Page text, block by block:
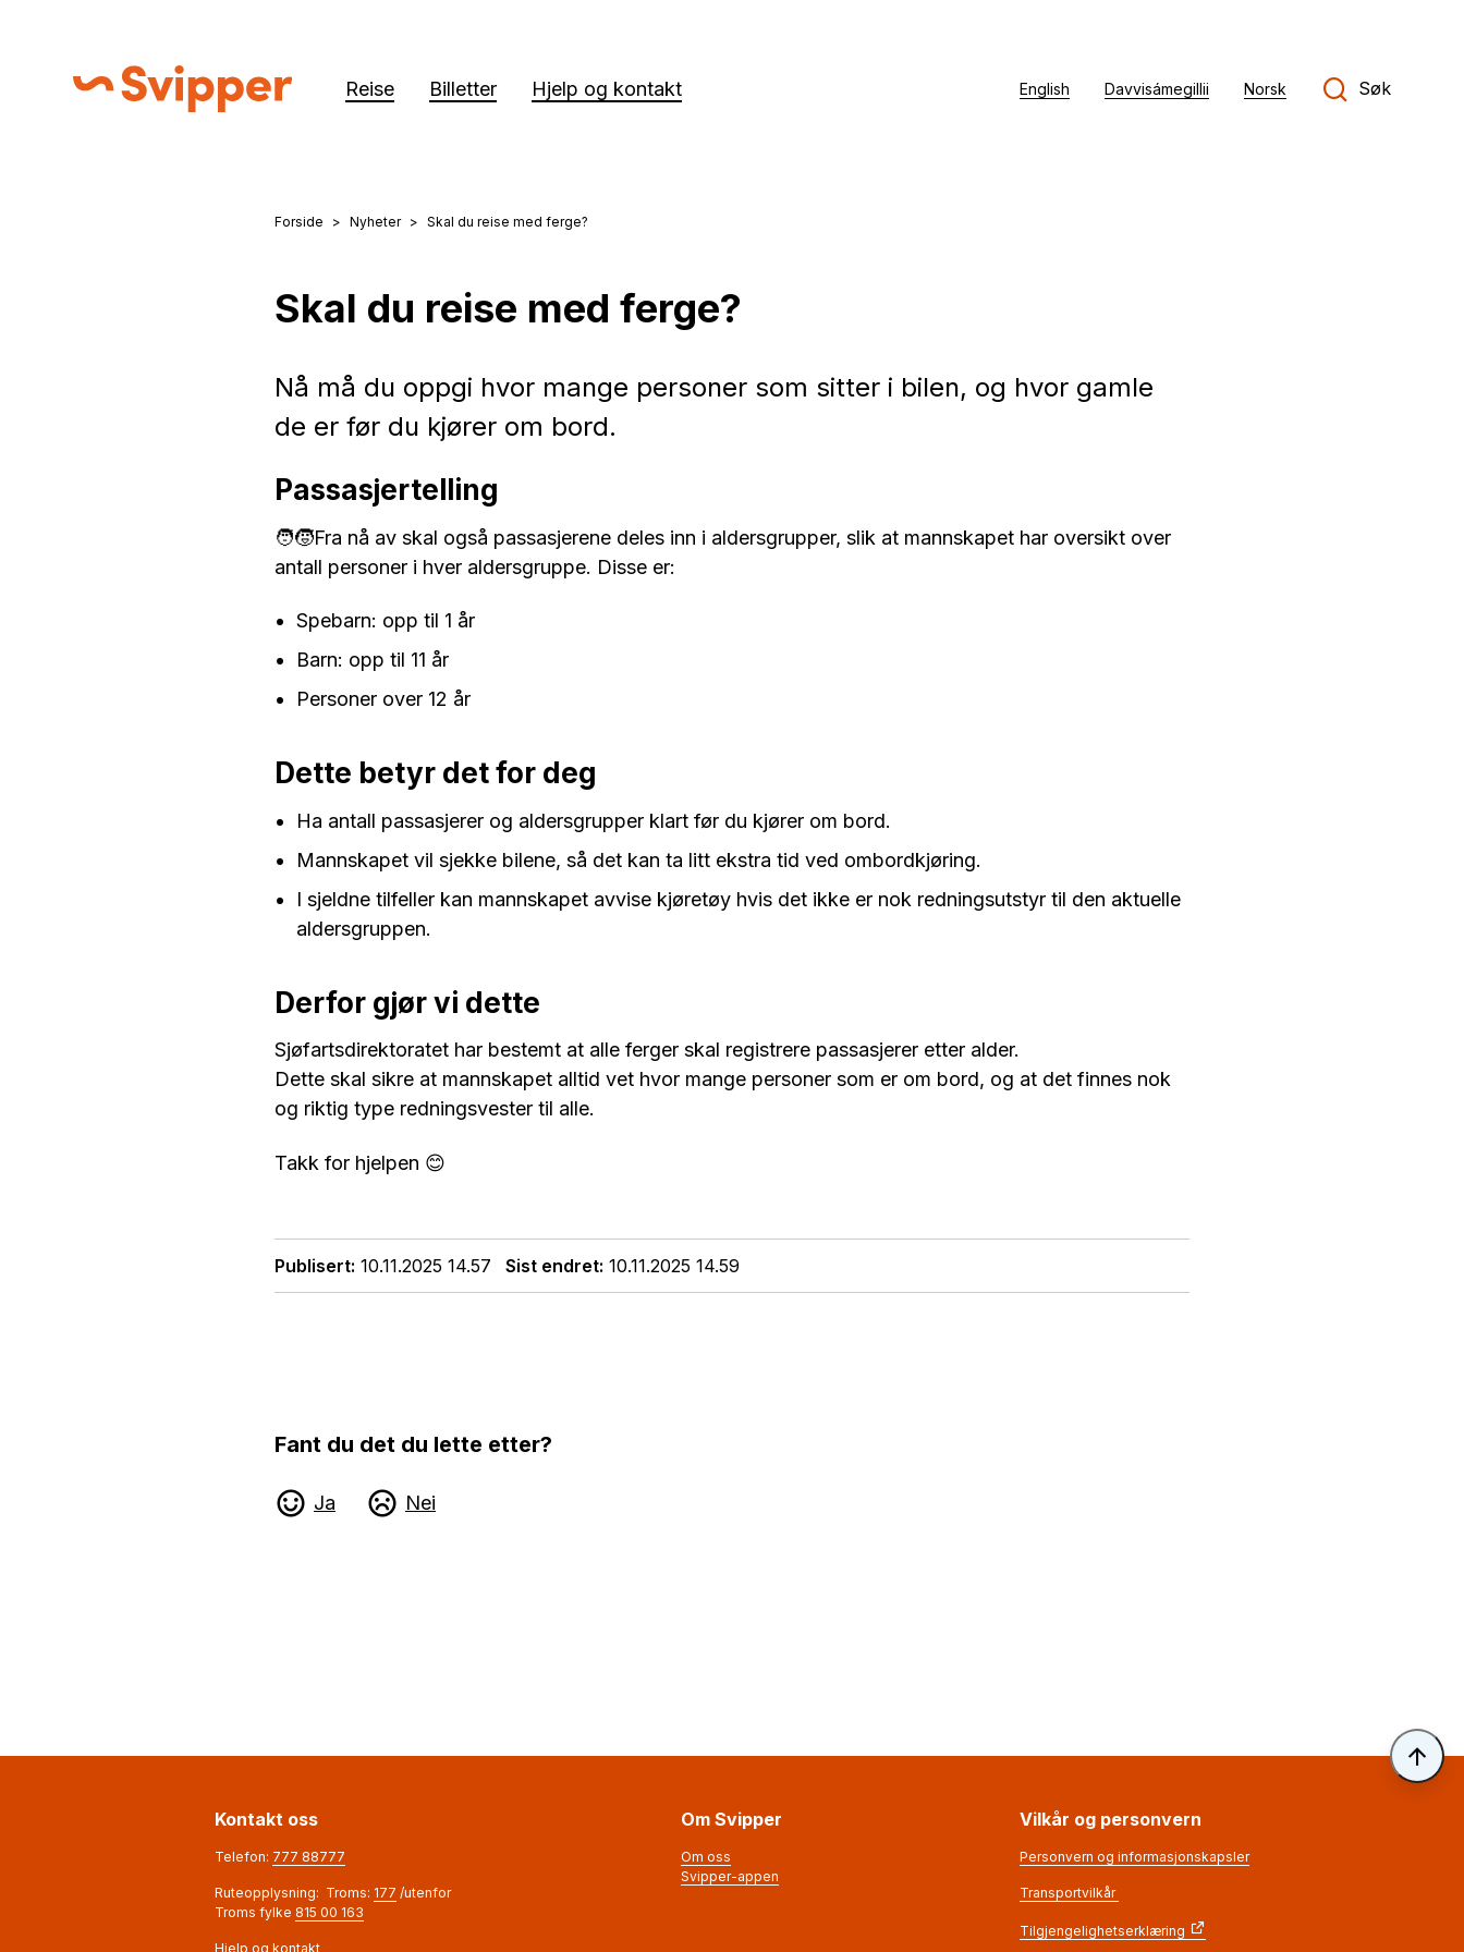
Reise Billetter Hjelp og kontakt English Davvisámegillii Norsk Søk
Du er her:
Forside Nyheter Skal du reise med ferge?
Skal du reise med ferge?
Nå må du oppgi hvor mange personer som sitter i bilen, og hvor gamle
de er før du kjører om bord.
Passasjertelling
🧑‍🧒Fra nå av skal også passasjerene deles inn i aldersgrupper, slik at mannskapet har oversikt over
antall personer i hver aldersgruppe. Disse er:
Spebarn: opp til 1 år
Barn: opp til 11 år
Personer over 12 år
Dette betyr det for deg
Ha antall passasjerer og aldersgrupper klart før du kjører om bord.
Mannskapet vil sjekke bilene, så det kan ta litt ekstra tid ved ombordkjøring.
I sjeldne tilfeller kan mannskapet avvise kjøretøy hvis det ikke er nok redningsutstyr til den aktuelle
aldersgruppen.
Derfor gjør vi dette
Sjøfartsdirektoratet har bestemt at alle ferger skal registrere passasjerer etter alder.
Dette skal sikre at mannskapet alltid vet hvor mange personer som er om bord, og at det finnes nok
og riktig type redningsvester til alle.
Takk for hjelpen 😊
Publisert 10.11.2025 14.57 Sist endret 10.11.2025 14.59
Fant du det du lette etter?
Ja Nei
Til
Kontakt oss
Telefon: 777 88777
Ruteopplysning: Troms: 177 /utenfor
Troms fylke 815 00 163
Hjelp og kontakt
Om Svipper
Om oss
Svipper-appen
Vilkår og personvern
Personvern og informasjonskapsler
Transportvilkår
Tilgjengelighetserklæring